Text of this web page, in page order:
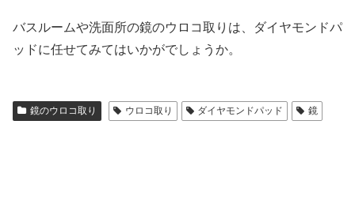
バスルームや洗面所の鏡のウロコ取りは、ダイヤモンドパ
ッドに任せてみてはいかがでしょうか。
鏡のウロコ取り ウロコ取り ダイヤモンドパッド 鏡